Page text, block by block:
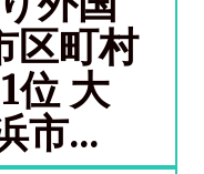
区町村
位 大
市...